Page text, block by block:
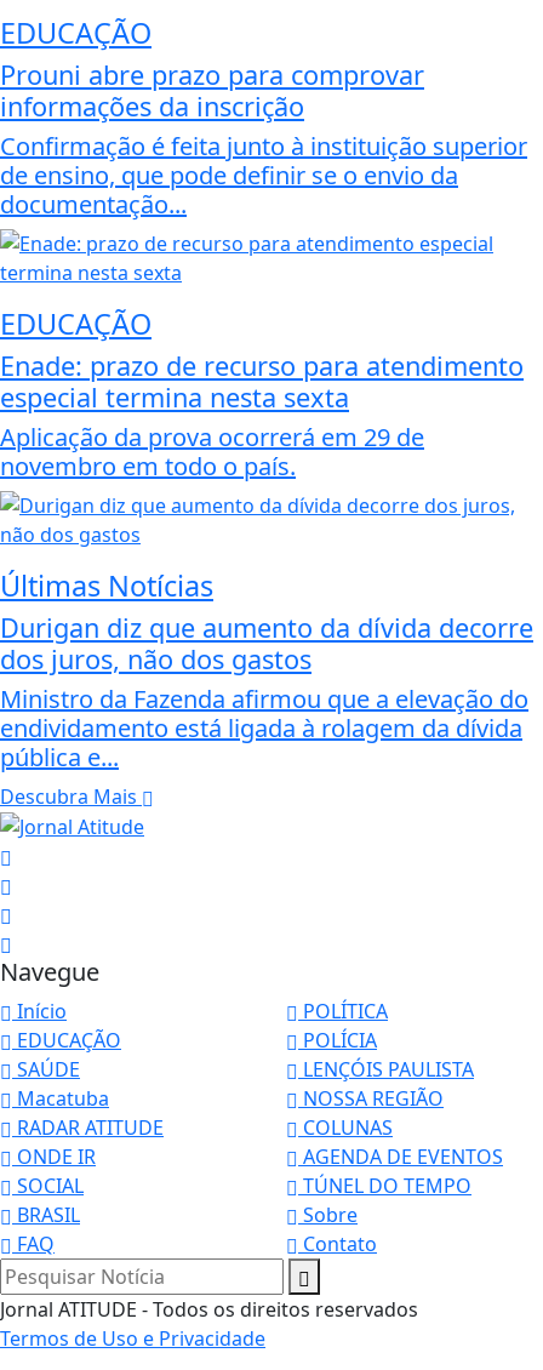
EDUCAÇÃO
Prouni abre prazo para comprovar
informações da inscrição
Confirmação é feita junto à instituição superior
de ensino, que pode definir se o envio da
documentação...
EDUCAÇÃO
Enade: prazo de recurso para atendimento
especial termina nesta sexta
Aplicação da prova ocorrerá em 29 de
novembro em todo o país.
Últimas Notícias
Durigan diz que aumento da dívida decorre
dos juros, não dos gastos
Ministro da Fazenda afirmou que a elevação do
endividamento está ligada à rolagem da dívida
pública e...
Descubra Mais
Navegue
Início
POLÍTICA
EDUCAÇÃO
POLÍCIA
SAÚDE
LENÇÓIS PAULISTA
Macatuba
NOSSA REGIÃO
RADAR ATITUDE
COLUNAS
ONDE IR
AGENDA DE EVENTOS
SOCIAL
TÚNEL DO TEMPO
BRASIL
Sobre
FAQ
Contato
Pesquisar Notícia
Jornal ATITUDE - Todos os direitos reservados
Termos de Uso e Privacidade
Termos de Uso e Privacidade